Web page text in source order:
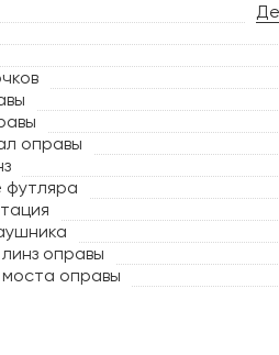
оправы
футляра
оправы
оправы